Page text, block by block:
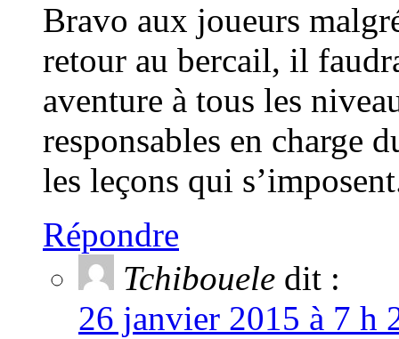
Bravo aux joueurs
retour au bercail, il
aventure à tous les
responsables en charge
les leçons qui
Répondre
Tchibouele dit :
26 janvier 2015 à 7 h